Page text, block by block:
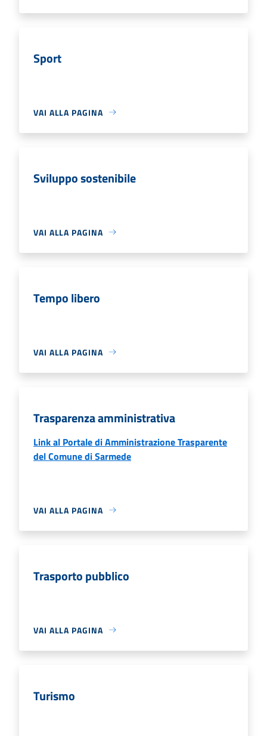
Sport
VAI ALLA PAGINA
Sviluppo sostenibile
VAI ALLA PAGINA
Tempo libero
VAI ALLA PAGINA
Trasparenza amministrativa
Link al Portale di Amministrazione Trasparente
del Comune di Sarmede
VAI ALLA PAGINA
Trasporto pubblico
VAI ALLA PAGINA
Turismo